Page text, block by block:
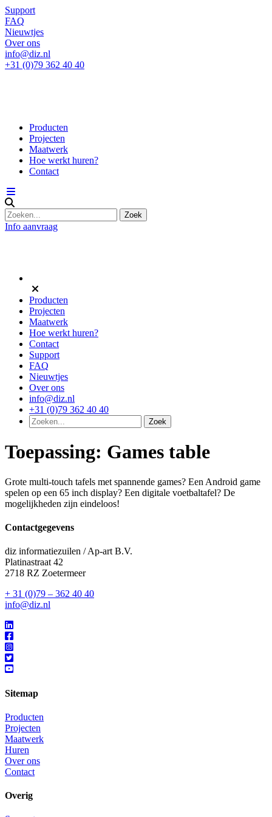
Support
FAQ
Nieuwtjes
Over ons
info@diz.nl
+31 (0)79 362 40 40
Producten
Projecten
Maatwerk
Hoe werkt huren?
Contact
Info aanvraag
Producten
Projecten
Maatwerk
Hoe werkt huren?
Contact
Support
FAQ
Nieuwtjes
Over ons
info@diz.nl
+31 (0)79 362 40 40
Toepassing: Games table
Grote multi-touch tafels met spannende games? Een Android game
spelen op een 65 inch display? Een digitale voetbaltafel? De
mogelijkheden zijn eindeloos!
Contactgegevens
diz informatiezuilen / Ap-art B.V.
Platinastraat 42
2718 RZ Zoetermeer
+ 31 (0)79 – 362 40 40
info@diz.nl
Sitemap
Producten
Projecten
Maatwerk
Huren
Over ons
Contact
Overig